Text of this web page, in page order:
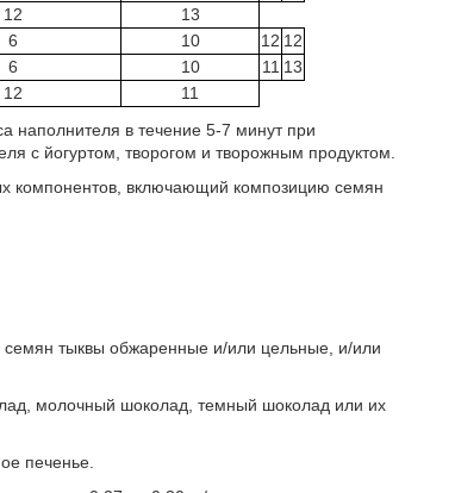
12 13
6 10 12 12
6
10 11 13
12
11
наполнителя в течение 5-7 минут при
с йогуртом, творогом и творожным продуктом.
компонентов, включающий композицию семян
семян тыквы обжаренные и/или цельные, и/или
молочный шоколад, темный шоколад или их
печенье.